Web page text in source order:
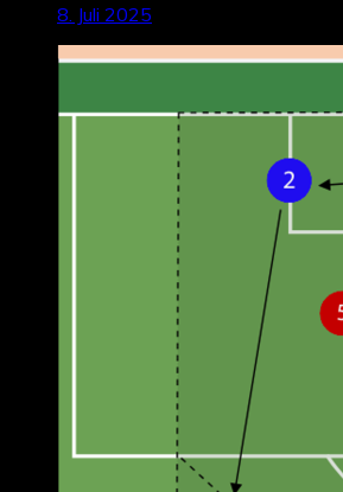
8. Juli 2025